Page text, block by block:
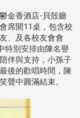
金香酒店-貝殼廳
席開11桌，包含校
、及各校友會會
特別安排由陳名譽
伴與支持，小孫子
後的歡唱時間，陳
聲中圓滿結束。